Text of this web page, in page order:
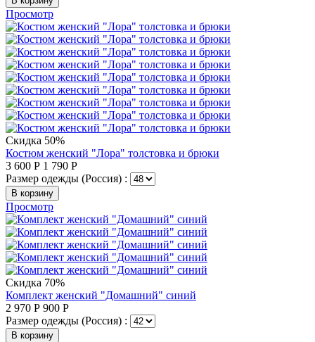
Просмотр
Скидка 50%
Костюм женский "Лора" толстовка и брюки
3 600 Р 1 790 Р
Размер одежды (Россия) :
В корзину
Просмотр
Скидка 70%
Комплект женский "Домашний" синий
2 970 Р 900 Р
Размер одежды (Россия) :
В корзину